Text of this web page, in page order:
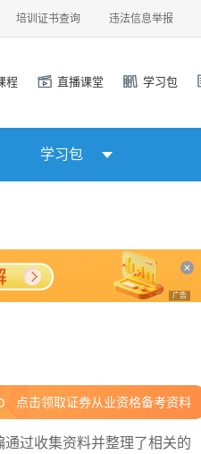
培训证书查询 违法信息举报
程 直播课堂 学习包
学习包
广告
点击领取证券从业资格备考资料
过收集资料并整理了相关的